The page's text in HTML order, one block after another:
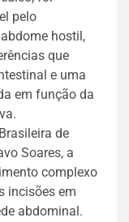
pelo
hostil,
que
e uma
em função da
de
Soares, a
complexo
incisões em
abdominal.